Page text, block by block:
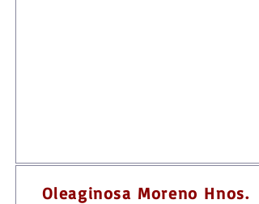
Oleaginosa Moreno Hnos.